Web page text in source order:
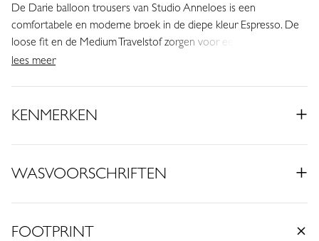
De Darie balloon trousers van Studio Anneloes is een
comfortabele en moderne broek in de diepe kleur Espresso. De
loose fit en de Medium Travelstof zorgen voor een ontspannen
pasvorm, terwijl de ballonvorm en verfijnde details het item een
• Kleur: Espresso
• Elastische tailleband
• Steekzakken
• Gemaakt van Medium Travelstof (75% Polyamide, 25% Elastaan)
lees meer
KENMERKEN
WASVOORSCHRIFTEN
FOOTPRINT